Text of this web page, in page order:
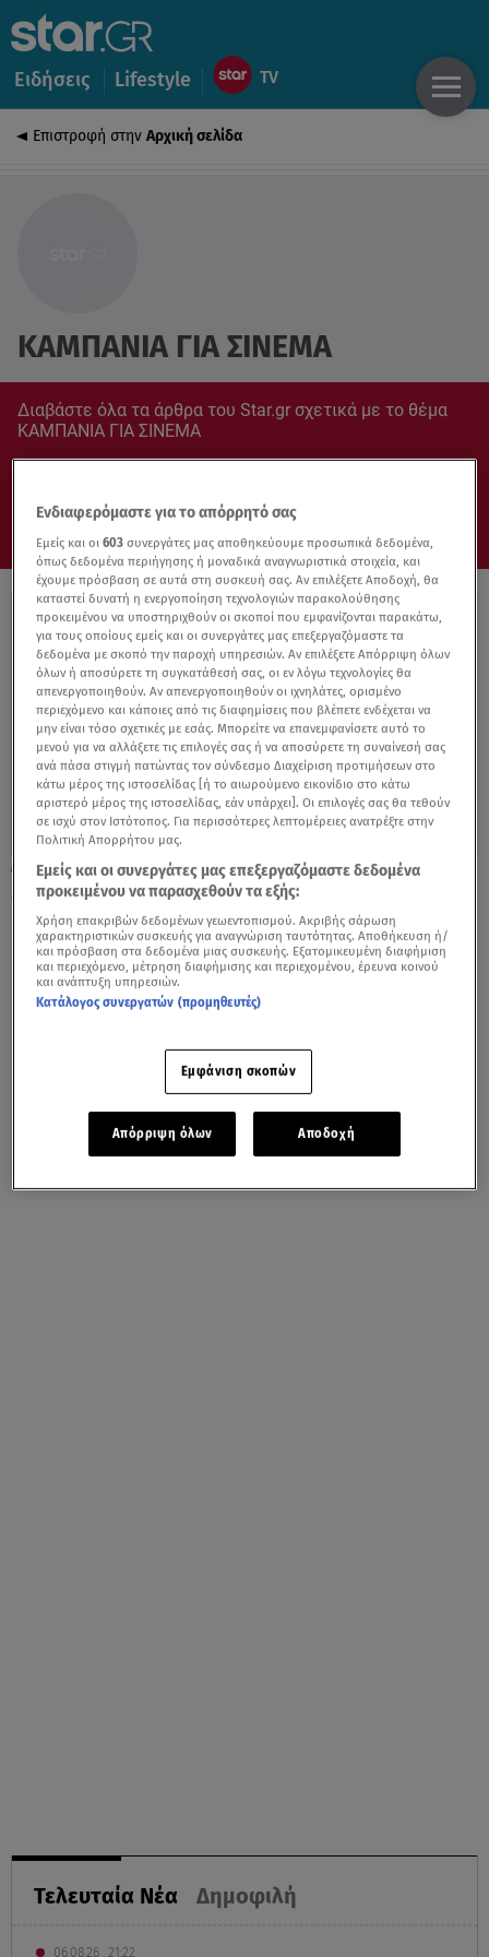
Ειδήσεις Lifestyle
Επιστροφή στην Αρχική σελίδα
ΚΑΜΠΑΝΙΑ ΓΙΑ ΣΙΝΕΜΑ
Διαβάστε όλα τα άρθρα του Star.gr σχετικά με το θέμα
ΚΑΜΠΑΝΙΑ ΓΙΑ ΣΙΝΕΜΑ
05.06.20, 14:23
«Το Σινεμά Σε Περιμένει»: H καμπάνια που
καλεί το κοινό πίσω
Τελευταία Νέα Δημοφιλή
06.08.26 , 21:22
Ενδιαφερόμαστε για το απόρρητό σας
Εμείς και οι603 συνεργάτες μας αποθηκεύουμε προσωπικά δεδομένα,
όπως δεδομένα περιήγησης ή μοναδικά αναγνωριστικά στοιχεία, και
έχουμε πρόσβαση σε αυτά στη συσκευή σας. Αν επιλέξετε Αποδοχή, θα
καταστεί δυνατή η ενεργοποίηση τεχνολογιών παρακολούθησης
προκειμένου να υποστηριχθούν οι σκοποί που εμφανίζονται παρακάτω,
για τους οποίους εμείς και οι συνεργάτες μας επεξεργαζόμαστε τα
δεδομένα με σκοπό την παροχή υπηρεσιών. Αν επιλέξετε Απόρριψη όλων
όλων ή αποσύρετε τη συγκατάθεσή σας, οι εν λόγω τεχνολογίες θα
απενεργοποιηθούν. Αν απενεργοποιηθούν οι ιχνηλάτες, ορισμένο
περιεχόμενο και κάποιες από τις διαφημίσεις που βλέπετε ενδέχεται να
μην είναι τόσο σχετικές με εσάς. Μπορείτε να επανεμφανίσετε αυτό το
μενού για να αλλάξετε τις επιλογές σας ή να αποσύρετε τη συναίνεσή σας
ανά πάσα στιγμή πατώντας τον σύνδεσμο Διαχείριση προτιμήσεων στο
κάτω μέρος της ιστοσελίδας [ή το αιωρούμενο εικονίδιο στο κάτω
αριστερό μέρος της ιστοσελίδας, εάν υπάρχει]. Οι επιλογές σας θα τεθούν
σε ισχύ στον Ιστότοπος. Για περισσότερες λεπτομέρειες ανατρέξτε στην
Πολιτική Απορρήτου μας.
Εμείς και οι συνεργάτες μας επεξεργαζόμαστε δεδομένα
προκειμένου να παρασχεθούν τα εξής:
Χρήση επακριβών δεδομένων γεωεντοπισμού. Ακριβής σάρωση
χαρακτηριστικών συσκευής για αναγνώριση ταυτότητας. Αποθήκευση ή/
και πρόσβαση στα δεδομένα μιας συσκευής. Εξατομικευμένη διαφήμιση
και περιεχόμενο, μέτρηση διαφήμισης και περιεχομένου, έρευνα κοινού
και ανάπτυξη υπηρεσιών.
Κατάλογος συνεργατών (προμηθευτές)
Εμφάνιση σκοπών
Απόρριψη όλων Αποδοχή